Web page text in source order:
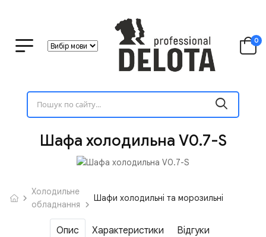
0
Шафа холодильна V0.7-S
Холодильне
обладнання
Шафи холодильні та морозильні
Опис Характеристики Відгуки